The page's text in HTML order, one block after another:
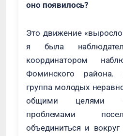
оно появилось?
Это движение
я была
координатором
Фоминского района.
группа молодых
общими целями
проблемами
объединиться и